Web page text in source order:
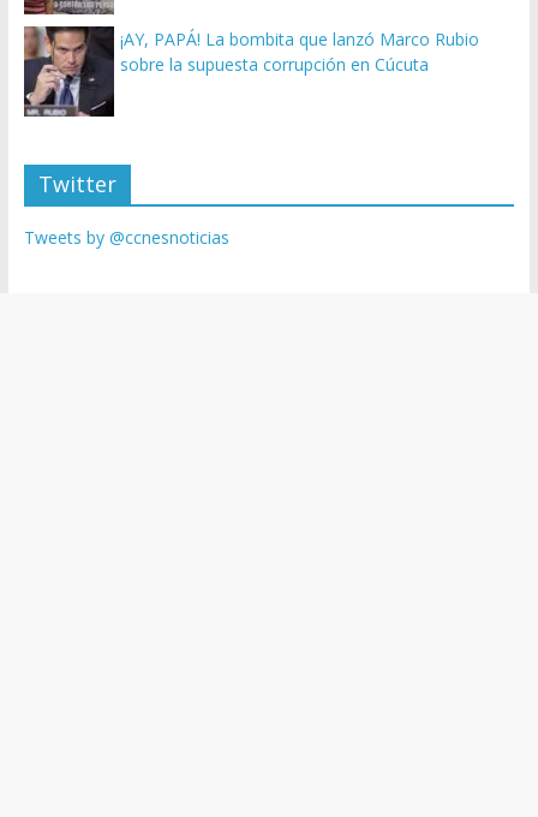
¡AY, PAPÁ! La bombita que lanzó Marco Rubio
sobre la supuesta corrupción en Cúcuta
Twitter
Tweets by @ccnesnoticias